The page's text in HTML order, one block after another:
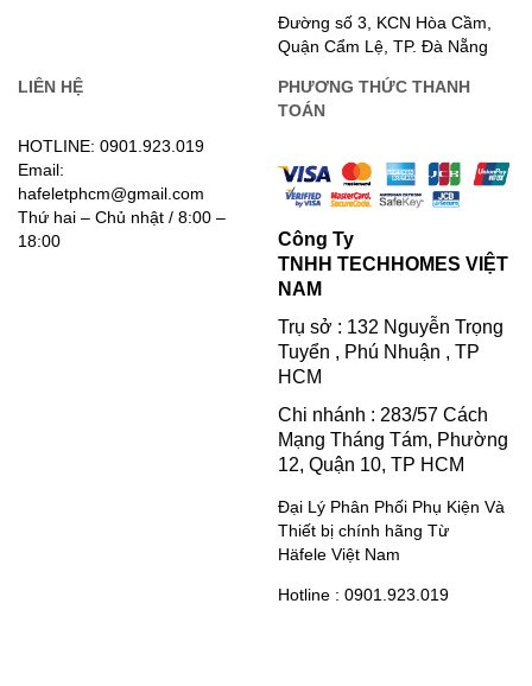
Đường số 3, KCN Hòa Cầm,
Quận Cẩm Lệ, TP. Đà Nẵng
LIÊN HỆ
HOTLINE: 0901.923.019
Email:
hafeletphcm@gmail.com
Thứ hai – Chủ nhật / 8:00 –
18:00
PHƯƠNG THỨC THANH
TOÁN
Công Ty
TNHH TECHHOMES VIỆT
NAM
Trụ sở : 132 Nguyễn Trọng
Tuyển , Phú Nhuận , TP
HCM
Chi nhánh : 283/57 Cách
Mạng Tháng Tám, Phường
12, Quận 10, TP HCM
Đại Lý Phân Phối Phụ Kiện Và
Thiết bị chính hãng Từ
Häfele Việt Nam
Hotline : 0901.923.019